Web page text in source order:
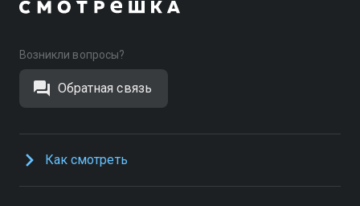
Возникли вопросы?
Обратная связь
Как смотреть